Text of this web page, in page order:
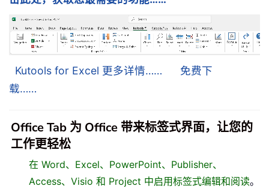
Kutools for Excel 更多详情……
免费下
载……
Office Tab 为 Office 带来标签式界面，让您的
工作更轻松
在 Word、Excel、PowerPoint、Publisher、
Access、Visio 和 Project 中启用标签式编辑和阅读。